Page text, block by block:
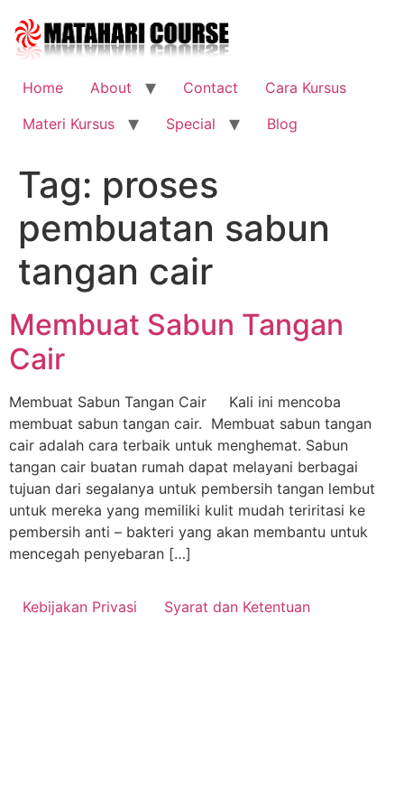
content
Home
About Contact
Cara Kursus
Materi Kursus
Special Blog
Tag: proses
pembuatan sabun
tangan cair
Membuat Sabun Tangan
Cair
Membuat Sabun Tangan Cair Kali ini mencoba
membuat sabun tangan cair. Membuat sabun tangan
cair adalah cara terbaik untuk menghemat. Sabun
tangan cair buatan rumah dapat melayani berbagai
tujuan dari segalanya untuk pembersih tangan lembut
untuk mereka yang memiliki kulit mudah teriritasi ke
pembersih anti – bakteri yang akan membantu untuk
mencegah penyebaran […]
Kebijakan Privasi Syarat dan Ketentuan